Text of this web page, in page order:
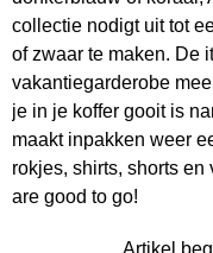
collectie nodigt uit tot
of zwaar te maken. De
vakantiegarderobe
je in je koffer gooit is
maakt inpakken weer
rokjes, shirts, shorts
are good to go!
Artikel